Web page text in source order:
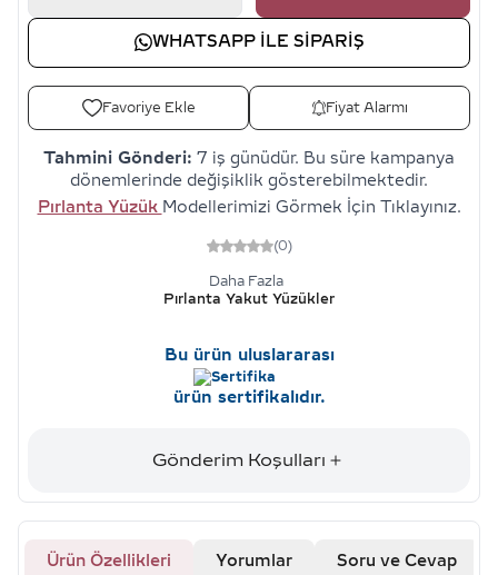
WHATSAPP ILE SIPARIŞ
Favoriye Ekle Fiyat Alarmı
Tahmini Gönderi: 7 iş günüdür. Bu süre kampanya
dönemlerinde değişiklik gösterebilmektedir.
Pırlanta Yüzük Modellerimizi Görmek İçin Tıklayınız.
(0)
Daha Fazla
Pırlanta Yakut Yüzükler
Bu ürün uluslararası
ürün sertifikalıdır.
Gönderim Koşulları
Ürün Özellikleri Yorumlar Soru ve Cevap